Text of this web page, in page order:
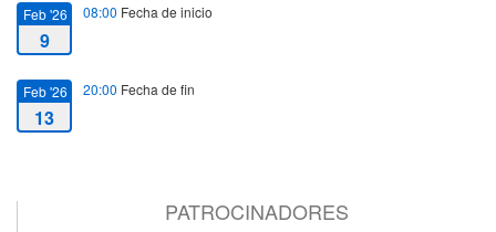
Feb '26
9
08:00 Fecha de inicio
Feb '26
13
20:00 Fecha de fin
PATROCINADORES